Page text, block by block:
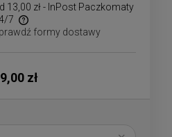
13,00 zł - InPost Paczkomaty
7
kosztów płatności
formy dostawy
zł